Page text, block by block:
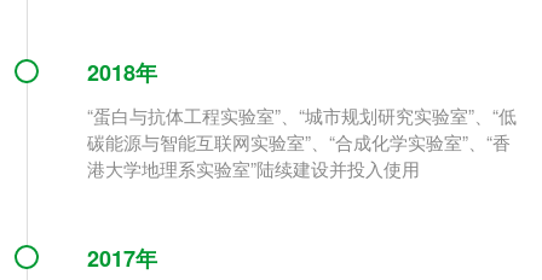
2018年
“蛋白与抗体工程实验室”、“城市规划研究实验室”、“低
碳能源与智能互联网实验室”、“合成化学实验室”、“香
港大学地理系实验室”陆续建设并投入使用
2017年